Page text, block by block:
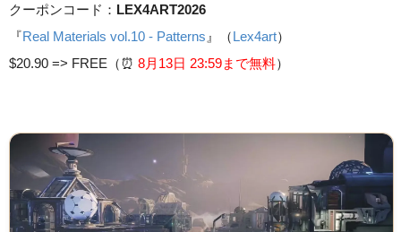
クーポンコード： LEX4ART2026
『Real Materials vol.10 - Patterns 』（Lex4art）
$20.90 => FREE（⏰️ 8月13日 23:59まで無料）